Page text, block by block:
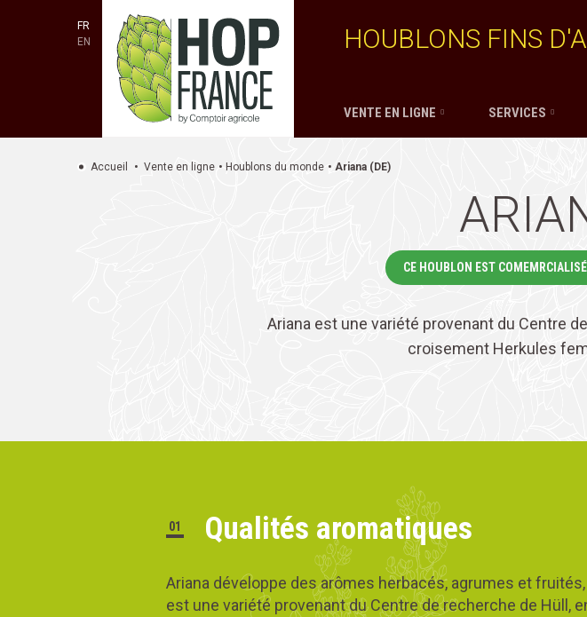
FR
EN
HOUBLONS FINS
VENTE EN LIGNE SERVICES
Accueil Vente en ligne Houblons du monde Ariana (DE)
CE HOUBLON EST
Ariana est une variété provenant du Centre
croisement Herkules
01 Qualités aromatiques
Ariana développe des arômes herbacés, agrumes et
est une variété provenant du Centre de recherche de Hüll,